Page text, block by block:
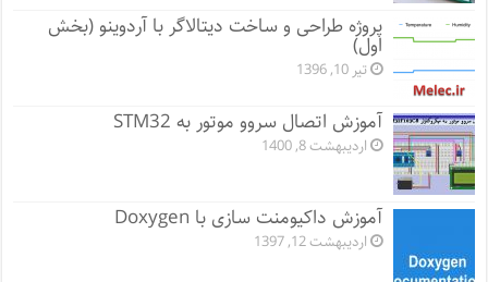
پروژه طراحی و ساخت دیتالاگر با آردوینو (بخش
اول)
تیر 10, 1396
آموزش اتصال سروو موتور به STM32
اردیبهشت 8, 1400
آموزش داکیومنت سازی با Doxygen
اردیبهشت 12, 1397